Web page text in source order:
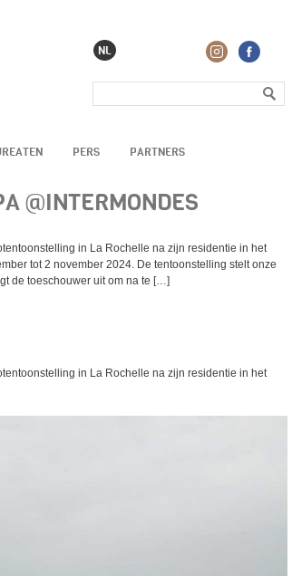
NL
PERS PARTNERS
@INTERMONDES
in La Rochelle na zijn residentie in het
tot 2 november 2024. De tentoonstelling stelt onze
de toeschouwer uit om na te […]
in La Rochelle na zijn residentie in het